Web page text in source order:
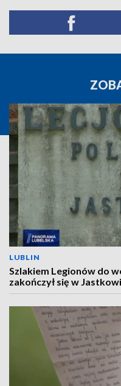
LUBLIN
Szlakiem Legionów do
zakończył się w